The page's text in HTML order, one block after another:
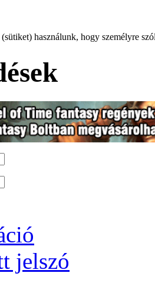
használunk, hogy személyre
jelszó